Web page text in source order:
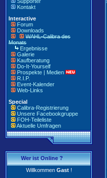
Kontakt
Interactive
Forum
Downloads
WAHL-Calibra des
Monats
Ergebnisse
Galerie
Kaufberatung
Do-It-Yourself
Prospekte | Medien
R.I.P.
Event-Kalender
Web-Links
Special
Calibra-Registrierung
Unsere Facebookgruppe
FOH-Teileliste
Aktuelle Umfragen
Wer ist Online ?
WillkommenGast!